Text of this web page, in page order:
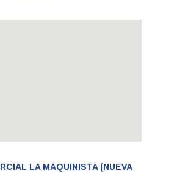
LA MAQUINISTA (NUEVA